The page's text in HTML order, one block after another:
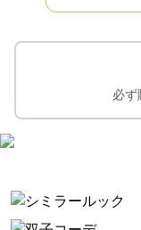
必ず